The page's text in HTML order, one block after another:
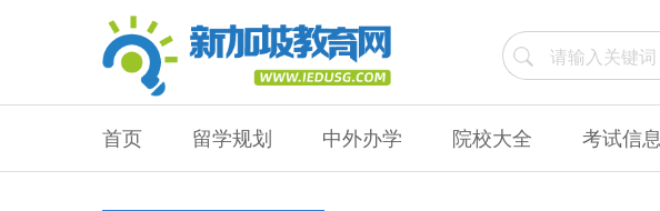
首页 留学规划 中外办学 院校大全 考试信息